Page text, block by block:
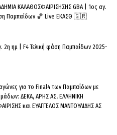
ΚΑΛΑΘΟΣΦΑΙΡΙΣΗΣΗΣ GBA | 1ος αγ.
Παμπαίδων 🏀 Live ΕΚΑΣΘ 🇬🇷
2η ημ | F4 Τελική φάση Παμπαίδων 2025-
για το Final4 των Παμπαίδων με
ΔΕΚΑ, ΑΡΗΣ ΑΣ, ΕΛΛΗΝΙΚΗ
και ΕΥΑΓΓΕΛΟΣ ΜΑΝΤΟΥΛΙΔΗΣ ΑΣ